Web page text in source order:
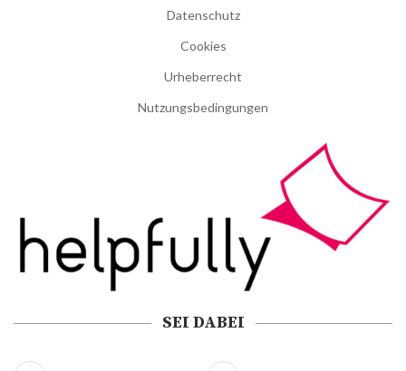
Datenschutz
Cookies
Urheberrecht
Nutzungsbedingungen
SEI DABEI